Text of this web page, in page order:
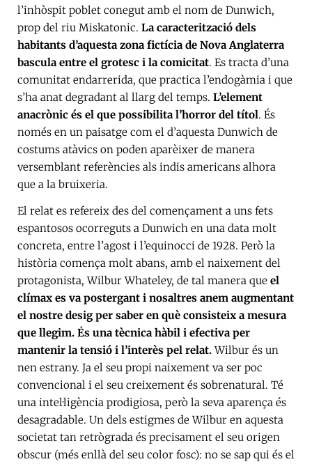
l’inhòspit poblet conegut amb el nom de Dunwich,
prop del riu Miskatonic. La caracterització dels
habitants d’aquesta zona fictícia de Nova Anglaterra
bascula entre el grotesc i la comicitat. Es tracta d’una
comunitat endarrerida, que practica l’endogàmia i que
s’ha anat degradant al llarg del temps. L’element
anacrònic és el que possibilita l’horror del títol. És
només en un paisatge com el d’aquesta Dunwich de
costums atàvics on poden aparèixer de manera
versemblant referències als indis americans alhora
que a la bruixeria.
El relat es refereix des del començament a uns fets
espantosos ocorreguts a Dunwich en una data molt
concreta, entre l’agost i l’equinocci de 1928. Però la
història comença molt abans, amb el naixement del
protagonista, Wilbur Whateley, de tal manera que el
clímax es va postergant i nosaltres anem augmentant
el nostre desig per saber en què consisteix a mesura
que llegim. És una tècnica hàbil i efectiva per
mantenir la tensió i l’interès pel relat.Wilbur és un
nen estrany. Ja el seu propi naixement va ser poc
convencional i el seu creixement és sobrenatural. Té
una intel·ligència prodigiosa, però la seva aparença és
desagradable. Un dels estigmes de Wilbur en aquesta
societat tan retrògrada és precisament el seu origen
obscur (més enllà del seu color fosc): no se sap qui és el